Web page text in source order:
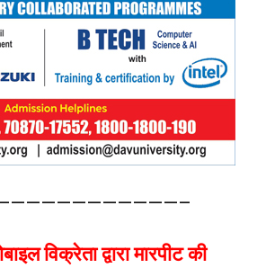
विक्रेता द्वारा मारपीट की